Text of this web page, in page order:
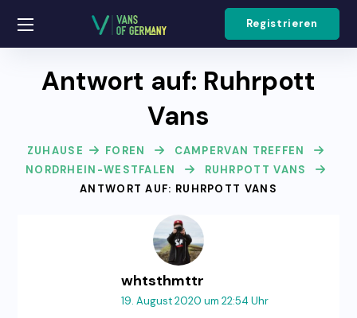
Registrieren
Antwort auf: Ruhrpott
Vans
ZUHAUSE FOREN
CAMPERVAN TREFFEN
NORDRHEIN-WESTFALEN
RUHRPOTT VANS
ANTWORT AUF: RUHRPOTT VANS
whtsthmttr
19. August 2020 um 22:54 Uhr